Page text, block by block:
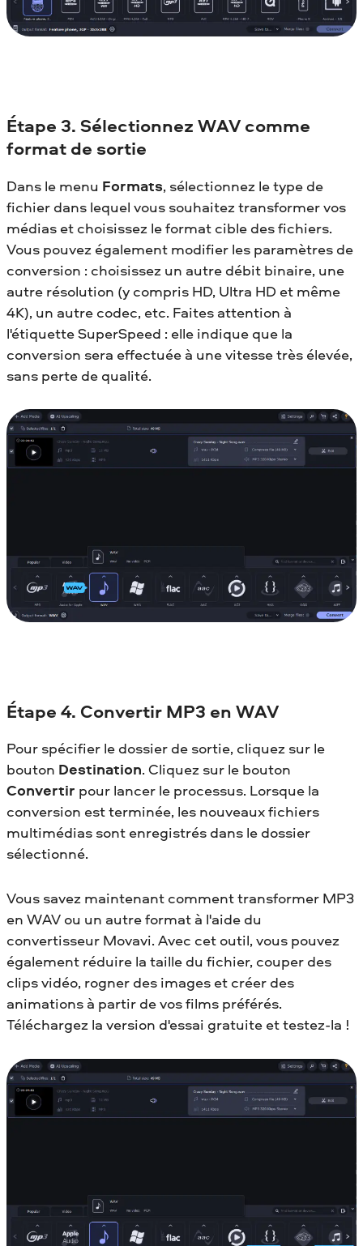
Étape 3. Sélectionnez WAV comme
format de sortie
Dans le menu Formats, sélectionnez le type de
fichier dans lequel vous souhaitez transformer vos
médias et choisissez le format cible des fichiers.
Vous pouvez également modifier les paramètres de
conversion : choisissez un autre débit binaire, une
autre résolution (y compris HD, Ultra HD et même
4K), un autre codec, etc. Faites attention à
l'étiquette SuperSpeed : elle indique que la
conversion sera effectuée à une vitesse très élevée,
sans perte de qualité.
Étape 4. Convertir MP3 en WAV
Pour spécifier le dossier de sortie, cliquez sur le
bouton Destination. Cliquez sur le bouton
Convertir pour lancer le processus. Lorsque la
conversion est terminée, les nouveaux fichiers
multimédias sont enregistrés dans le dossier
sélectionné.
Vous savez maintenant comment transformer MP3
en WAV ou un autre format à l'aide du
convertisseur Movavi. Avec cet outil, vous pouvez
également réduire la taille du fichier, couper des
clips vidéo, rogner des images et créer des
animations à partir de vos films préférés.
Téléchargez la version d'essai gratuite et testez-la !